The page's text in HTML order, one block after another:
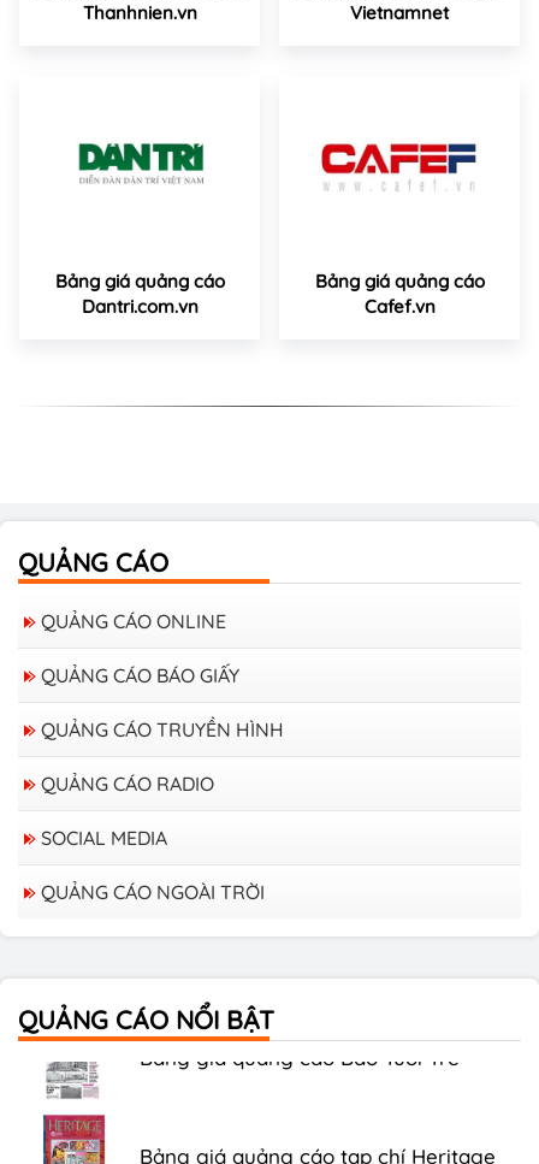
Thanhnien.vn
Vietnamnet
Bảng giá quảng cáo
Dantri.com.vn
Bảng giá quảng cáo
Cafef.vn
QUẢNG CÁO
QUẢNG CÁO ONLINE
QUẢNG CÁO BÁO GIẤY
QUẢNG CÁO TRUYỀN HÌNH
QUẢNG CÁO RADIO
SOCIAL MEDIA
QUẢNG CÁO NGOÀI TRỜI
QUẢNG CÁO NỔI BẬT
Bảng giá quảng cáo trên xe Bus
Bảng giá quảng cáo Báo Tuổi Trẻ